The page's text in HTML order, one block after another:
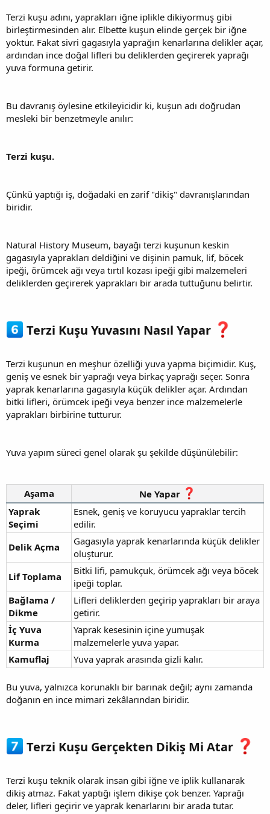
Terzi kuşu adını, yaprakları iğne iplikle dikiyormuş gibi
birleştirmesinden alır. Elbette kuşun elinde gerçek bir iğne
yoktur. Fakat sivri gagasıyla yaprağın kenarlarına delikler açar,
ardından ince doğal lifleri bu deliklerden geçirerek yaprağı
yuva formuna getirir.
Bu davranış öylesine etkileyicidir ki, kuşun adı doğrudan
mesleki bir benzetmeyle anılır:
Terzi kuşu.
Çünkü yaptığı iş, doğadaki en zarif "dikiş" davranışlarından
biridir.
Natural History Museum, bayağı terzi kuşunun keskin
gagasıyla yaprakları deldiğini ve dişinin pamuk, lif, böcek
ipeği, örümcek ağı veya tırtıl kozası ipeği gibi malzemeleri
deliklerden geçirerek yaprakları bir arada tuttuğunu belirtir.
Terzi Kuşu Yuvasını Nasıl Yapar
Terzi kuşunun en meşhur özelliği yuva yapma biçimidir. Kuş,
geniş ve esnek bir yaprağı veya birkaç yaprağı seçer. Sonra
yaprak kenarlarına gagasıyla küçük delikler açar. Ardından
bitki lifleri, örümcek ipeği veya benzer ince malzemelerle
yaprakları birbirine tutturur.
Yuva yapım süreci genel olarak şu şekilde düşünülebilir:
Aşama
Ne Yapar
Yaprak
Seçimi
Esnek, geniş ve koruyucu yapraklar tercih
edilir.
Delik Açma
Gagasıyla yaprak kenarlarında küçük delikler
oluşturur.
Lif Toplama
Bitki lifi, pamukçuk, örümcek ağı veya böcek
ipeği toplar.
Bağlama /
Dikme
Lifleri deliklerden geçirip yaprakları bir araya
getirir.
İç Yuva
Kurma
Yaprak kesesinin içine yumuşak
malzemelerle yuva yapar.
Kamuflaj
Yuva yaprak arasında gizli kalır.
Bu yuva, yalnızca korunaklı bir barınak değil; aynı zamanda
doğanın en ince mimari zekâlarından biridir.
Terzi Kuşu Gerçekten Dikiş Mi Atar
Terzi kuşu teknik olarak insan gibi iğne ve iplik kullanarak
dikiş atmaz. Fakat yaptığı işlem dikişe çok benzer. Yaprağı
deler, lifleri geçirir ve yaprak kenarlarını bir arada tutar.